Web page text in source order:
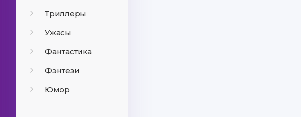
Триллеры
Ужасы
Фантастика
Фэнтези
Юмор